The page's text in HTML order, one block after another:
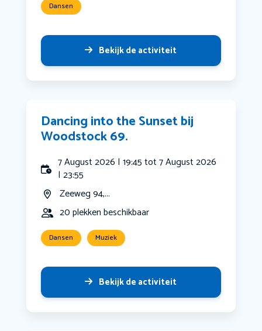
Dansen
Bekijk de activiteit
Dancing into the Sunset bij
Woodstock 69.
7 August 2026 | 19:45 tot 7 August 2026
| 23:55
Zeeweg 94,...
20 plekken beschikbaar
Dansen Muziek
Bekijk de activiteit